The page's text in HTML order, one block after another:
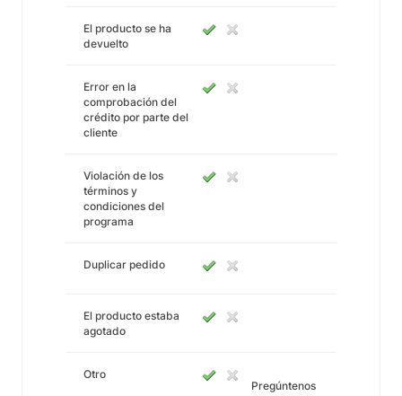
El producto se ha
devuelto
Error en la
comprobación del
crédito por parte del
cliente
Violación de los
términos y
condiciones del
programa
Duplicar pedido
El producto estaba
agotado
Otro
Pregúntenos